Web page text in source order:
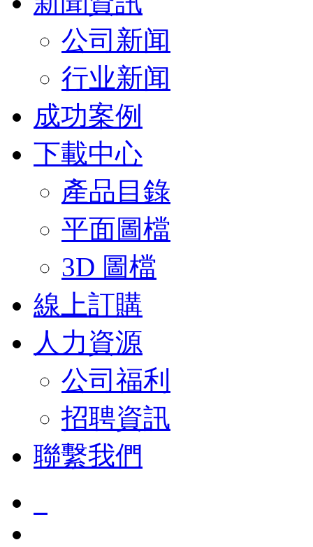
公司新闻
行业新闻
成功案例
下載中心
產品目錄
平面圖檔
3D 圖檔
線上訂購
人力資源
公司福利
招聘資訊
聯繫我們